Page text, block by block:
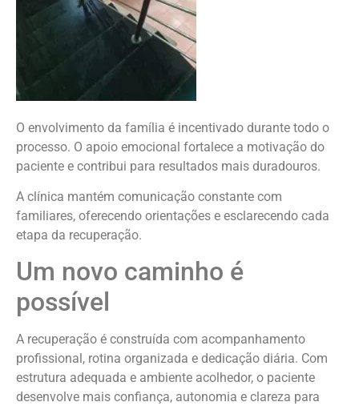
O envolvimento da família é incentivado durante todo o
processo. O apoio emocional fortalece a motivação do
paciente e contribui para resultados mais duradouros.
A clínica mantém comunicação constante com
familiares, oferecendo orientações e esclarecendo cada
etapa da recuperação.
Um novo caminho é
possível
A recuperação é construída com acompanhamento
profissional, rotina organizada e dedicação diária. Com
estrutura adequada e ambiente acolhedor, o paciente
desenvolve mais confiança, autonomia e clareza para